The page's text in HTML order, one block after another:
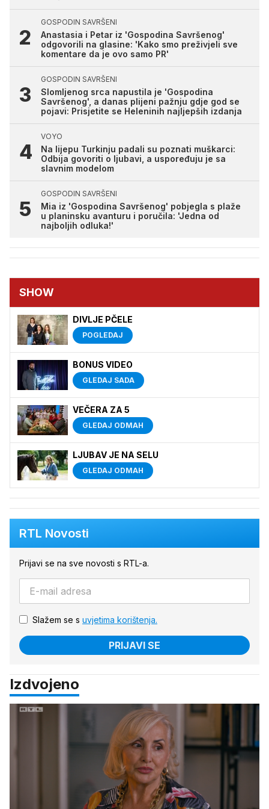
GOSPODIN SAVRŠENI
Anastasia i Petar iz 'Gospodina Savršenog'
odgovorili na glasine: 'Kako smo preživjeli sve
komentare da je ovo samo PR'
GOSPODIN SAVRŠENI
Slomljenog srca napustila je 'Gospodina
Savršenog', a danas plijeni pažnju gdje god se
pojavi: Prisjetite se Heleninih najljepših izdanja
VOYO
Na lijepu Turkinju padali su poznati muškarci:
Odbija govoriti o ljubavi, a uspoređuju je sa
slavnim modelom
GOSPODIN SAVRŠENI
Mia iz 'Gospodina Savršenog' pobjegla s plaže
u planinsku avanturu i poručila: 'Jedna od
najboljih odluka!'
SHOW
DIVLJE PČELE
POGLEDAJ
BONUS VIDEO
GLEDAJ SADA
VEČERA ZA 5
GLEDAJ ODMAH
LJUBAV JE NA SELU
GLEDAJ ODMAH
RTL Novosti
Prijavi se na sve novosti s RTL-a.
Slažem se s uvjetima korištenja.
PRIJAVI SE
Izdvojeno